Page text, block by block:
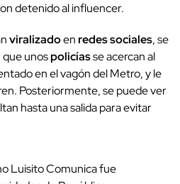
detenido al influencer.
viralizadoenredes sociales, se
unospolicíasse acercan al
en el vagón del Metro, y le
Posteriormente, se puede ver
hasta una salida para evitar
Luisito Comunica fue